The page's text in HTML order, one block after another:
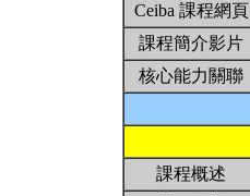
Ceiba 課程網頁
課程簡介影片
核心能力關聯
課程概述